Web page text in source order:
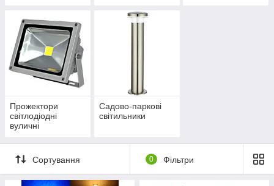
Прожектори
світлодіодні
вуличні
Садово-паркові
світильники
Сортування 0 Фільтри